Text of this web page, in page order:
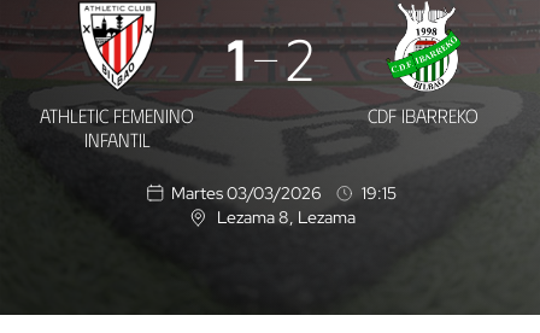
Athletic
Femenino
Infantil
ATHLETIC FEMENINO
INFANTIL
1 2
CDF IBARREKO
Martes 03/03/2026
19:15
U
Lezama 8 , Lezama